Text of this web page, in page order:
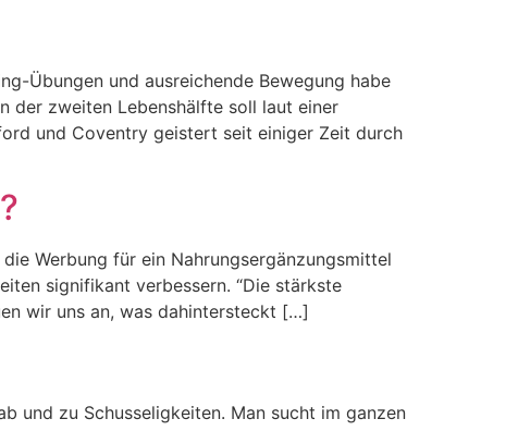
Übungen und ausreichende Bewegung habe
der zweiten Lebenshälfte soll laut einer
und Coventry geistert seit einiger Zeit durch
die Werbung für ein Nahrungsergänzungsmittel
signifikant verbessern. “Die stärkste
wir uns an, was dahintersteckt […]
und zu Schusseligkeiten. Man sucht im ganzen